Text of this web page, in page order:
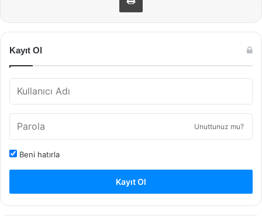
Kayıt Ol
Unuttunuz mu?
Beni hatırla
Kayıt Ol